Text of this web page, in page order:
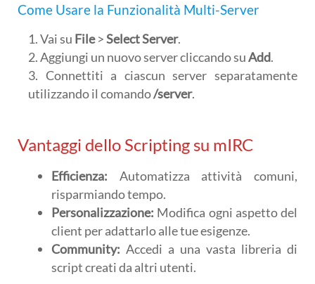
Come Usare la Funzionalità Multi-Server
Vai su File>Select Server.
Aggiungi un nuovo server cliccando suAdd.
Connettiti a ciascun server separatamente
utilizzando il comando/server.
Vantaggi dello Scripting su mIRC
Efficienza: Automatizza attività comuni,
risparmiando tempo.
Personalizzazione: Modifica ogni aspetto del
client per adattarlo alle tue esigenze.
Community: Accedi a una vasta libreria di
script creati da altri utenti.